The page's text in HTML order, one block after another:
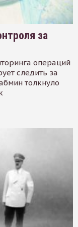
за
операций
следить за
толкнуло